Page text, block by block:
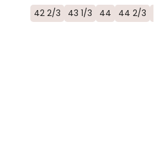
42 2/3 43 1/3 44 44 2/3